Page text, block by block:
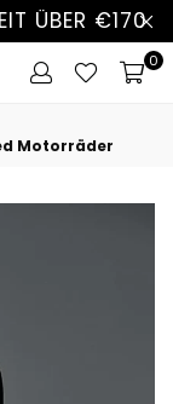
ÜBER €170
0
Motorräder